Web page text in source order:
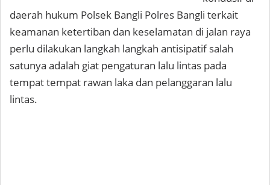
daerah hukum Polsek Bangli Polres Bangli terkait
keamanan ketertiban dan keselamatan di jalan raya
perlu dilakukan langkah langkah antisipatif salah
satunya adalah giat pengaturan lalu lintas pada
tempat tempat rawan laka dan pelanggaran lalu
lintas.